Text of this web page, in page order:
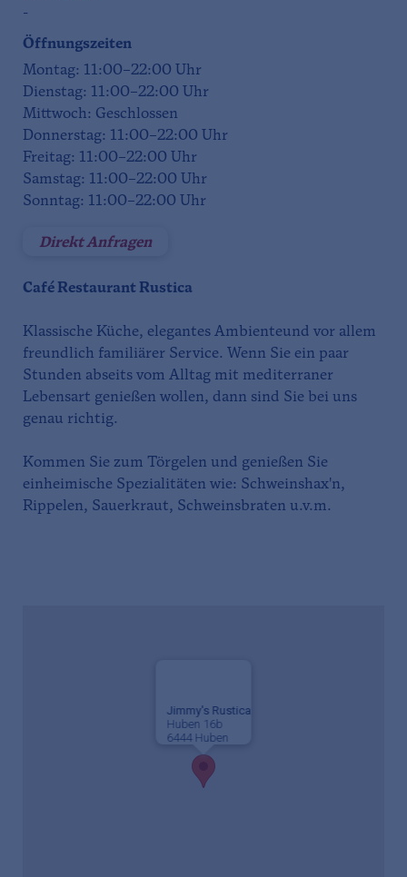
-
Öffnungszeiten
Montag: 11:00–22:00 Uhr
Dienstag: 11:00–22:00 Uhr
Mittwoch: Geschlossen
Donnerstag: 11:00–22:00 Uhr
Freitag: 11:00–22:00 Uhr
Samstag: 11:00–22:00 Uhr
Sonntag: 11:00–22:00 Uhr
Direkt Anfragen
Café Restaurant Rustica
Klassische Küche, elegantes Ambienteund vor allem
freundlich familiärer Service. Wenn Sie ein paar
Stunden abseits vom Alltag mit mediterraner
Lebensart genießen wollen, dann sind Sie bei uns
genau richtig.
Kommen Sie zum Törgelen und genießen Sie
einheimische Spezialitäten wie: Schweinshax'n,
Rippelen, Sauerkraut, Schweinsbraten u.v.m.
Jimmy's Rustica
Huben 16b
6444 Huben